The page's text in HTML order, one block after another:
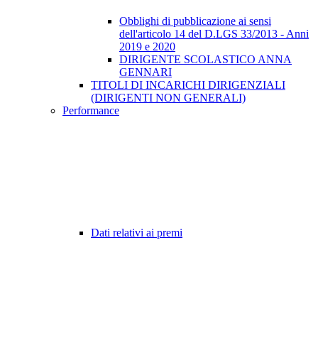
Obblighi di pubblicazione ai sensi
dell'articolo 14 del D.LGS 33/2013 - Anni
2019 e 2020
DIRIGENTE SCOLASTICO ANNA
GENNARI
TITOLI DI INCARICHI DIRIGENZIALI
(DIRIGENTI NON GENERALI)
Performance
Dati relativi ai premi